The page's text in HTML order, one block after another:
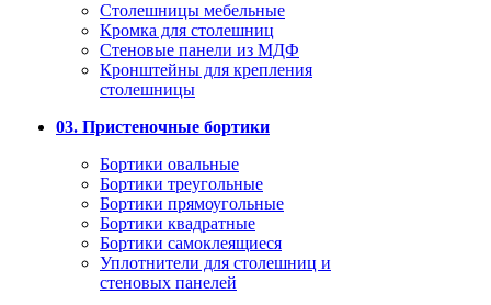
Столешницы мебельные
Кромка для столешниц
Стеновые панели из МДФ
Кронштейны для крепления
столешницы
03. Пристеночные бортики
Бортики овальные
Бортики треугольные
Бортики прямоугольные
Бортики квадратные
Бортики самоклеящиеся
Уплотнители для столешниц и
стеновых панелей